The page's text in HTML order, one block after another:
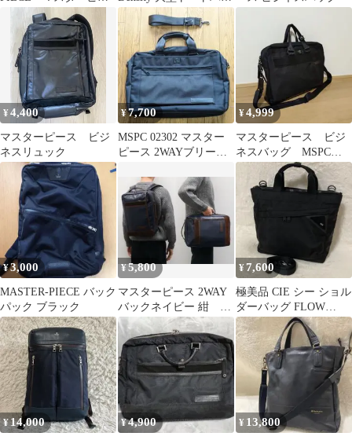
ス 2wayビジネスバッ
グ メンズ
グ☆ 肩掛け☆01351
¥4,400
マスターピース ビジ
ネスリュック
¥7,700
MSPC 02302 マスター
ピース 2WAYブリーフ
¥4,999
マスターピース ビジ
ネスバッグ MSPC
PRODUCT 日本製 ブ
ラック
¥3,000
MASTER-PIECE バック
パック ブラック
¥5,800
マスターピース 2WAY
バックネイビー 紺 リ
ュック ビジネス
¥ 7,600
極美品 CIE シー ショル
ダーバッグ FLOW
2WAY ブラック ナイロ
ン
¥14,000 ¥ 4,900 ¥ 13,800